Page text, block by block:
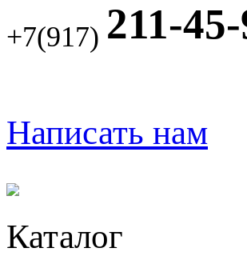
+7(917) 211-
Написать нам
Каталог